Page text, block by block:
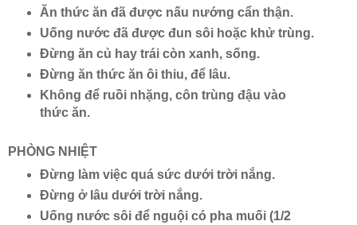
Ăn thức ăn đã được nấu nướng cẩn thận.
Uống nước đã được đun sôi hoặc khử trùng.
Đừng ăn củ hay trái còn xanh, sống.
Đừng ăn thức ăn ôi thiu, để lâu.
Không để ruồi nhặng, côn trùng đậu vào
thức ăn.
PHÒNG NHIỆT
Đừng làm việc quá sức dưới trời nắng.
Đừng ở lâu dưới trời nắng.
Uống nước sôi để nguội có pha muối (1/2